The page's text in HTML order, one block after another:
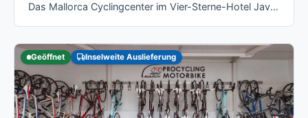
Das Mallorca Cyclingcenter im Vier-Sterne-Hotel Java in Can Pastilla vermietet nach eigenen Angaben über 350 Räder von BMC, Colnago und …
Geöffnet Inselweite Auslieferung